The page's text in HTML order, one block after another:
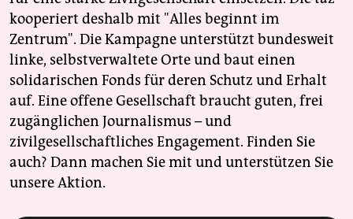
kooperiert deshalb mit "Alles beginnt im
Zentrum". Die Kampagne unterstützt bundesweit
linke, selbstverwaltete Orte und baut einen
solidarischen Fonds für deren Schutz und Erhalt
auf. Eine offene Gesellschaft braucht guten, frei
zugänglichen Journalismus – und
zivilgesellschaftliches Engagement. Finden Sie
auch? Dann machen Sie mit und unterstützen Sie
unsere Aktion.